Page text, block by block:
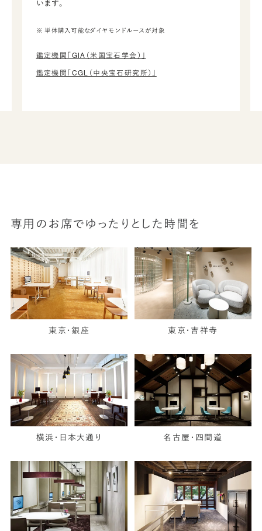
います。
※ 単体購入可能なダイヤモンドルースが対象
鑑定機関「GIA（米国宝石学会）」
鑑定機関「CGL（中央宝石研究所）」
専用のお席でゆったりとした時間を
東京・銀座 東京・吉祥寺
横浜・日本大通り 名古屋・四間道